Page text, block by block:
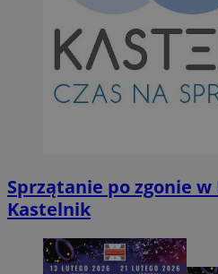
Sprzątanie po zgonie w
Kastelnik
CookieScriptConsent